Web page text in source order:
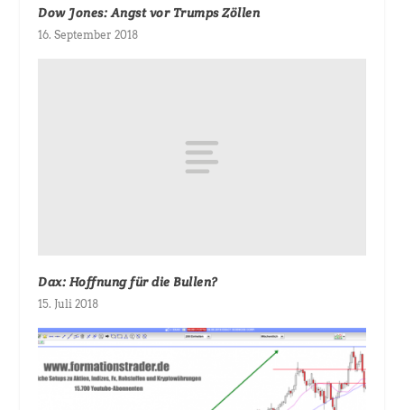
Dow Jones: Angst vor Trumps Zöllen
16. September 2018
Dax: Hoffnung für die Bullen?
15. Juli 2018